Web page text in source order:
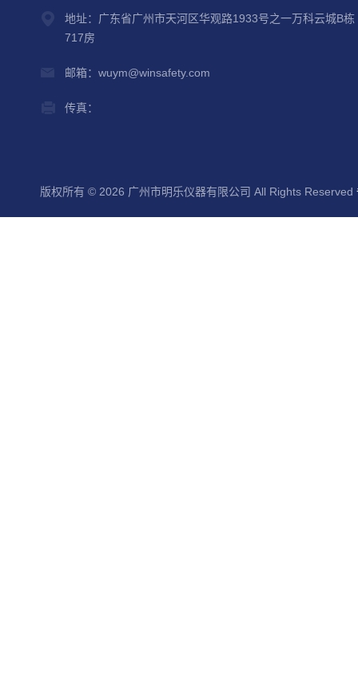
地址：广东省广州市天河区华观路1933号之一万科云城B栋
717房
邮箱：wuym@winsafety.com
传真：
版权所有 © 2026 广州市明乐仪器有限公司 All Rights Reserved